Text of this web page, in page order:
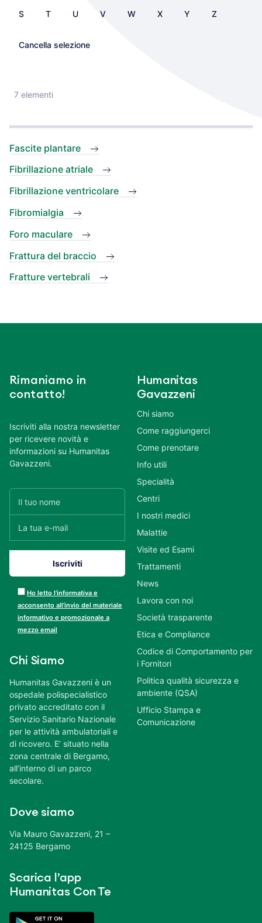
S T U V W X Y Z
Cancella selezione
7 elementi
Fascite plantare
Fibrillazione atriale
Fibrillazione ventricolare
Fibromialgia
Foro maculare
Frattura del braccio
Fratture vertebrali
Rimaniamo in
contatto!
Iscriviti alla nostra newsletter
per ricevere novità e
informazioni su Humanitas
Gavazzeni.
Ho letto l’informativa e
acconsento all’invio del materiale
informativo e promozionale a
mezzo email
Chi Siamo
Humanitas Gavazzeni è un
ospedale polispecialistico
privato accreditato con il
Servizio Sanitario Nazionale
per le attività ambulatoriali e
di ricovero. E’ situato nella
zona centrale di Bergamo,
all’interno di un parco
secolare.
Dove siamo
Via Mauro Gavazzeni, 21 –
24125 Bergamo
Scarica l’app
Humanitas Con Te
Humanitas
Gavazzeni
Chi siamo
Come raggiungerci
Come prenotare
Info utili
Specialità
Centri
I nostri medici
Malattie
Visite ed Esami
Trattamenti
News
Lavora con noi
Società trasparente
Etica e Compliance
Codice di Comportamento per
i Fornitori
Politica qualità sicurezza e
ambiente (QSA)
Ufficio Stampa e
Comunicazione